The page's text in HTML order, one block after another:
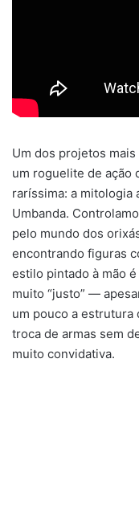
Um dos projetos
um roguelite de ação
raríssima: a
Umbanda.
pelo mundo dos
encontrando figuras
estilo pintado à mão
muito “justo” —
um pouco a estrutura
troca de armas sem
muito convidativa.